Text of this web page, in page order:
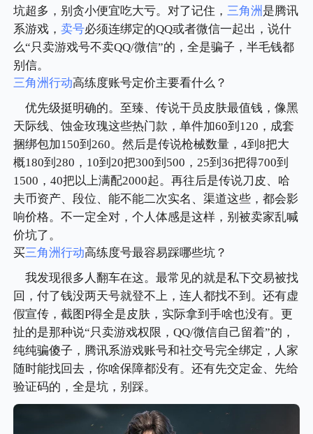
坑超多，别贪小便宜吃大亏。对了记住， 三角洲 是腾讯
系游戏，卖号必须连绑定的QQ或者微信一起出，说什
么“只卖游戏号不卖QQ/微信”的，全是骗子，半毛钱都
别信。
三角洲行动高练度账号定价主要看什么？
优先级挺明确的。至臻、传说干员皮肤最值钱，像黑
天际线、蚀金玫瑰这些热门款，单件加60到120，成套
捆绑包加150到260。然后是传说枪械数量，4到8把大
概180到280，10到20把300到500，25到36把得700到
1500，40把以上满配2000起。再往后是传说刀皮、哈
夫币资产、段位、能不能二次实名、渠道这些，都会影
响价格。不一定全对，个人体感是这样，别被卖家乱喊
价坑了。
买三角洲行动高练度号最容易踩哪些坑？
我发现很多人翻车在这。最常见的就是私下交易被找
回，付了钱没两天号就登不上，连人都找不到。还有虚
假宣传，截图P得全是皮肤，实际拿到手啥也没有。更
扯的是那种说“只卖游戏权限，QQ/微信自己留着”的，
纯纯骗傻子，腾讯系游戏账号和社交号完全绑定，人家
随时能找回去，你啥保障都没有。还有先交定金、先给
验证码的，全是坑，别踩。